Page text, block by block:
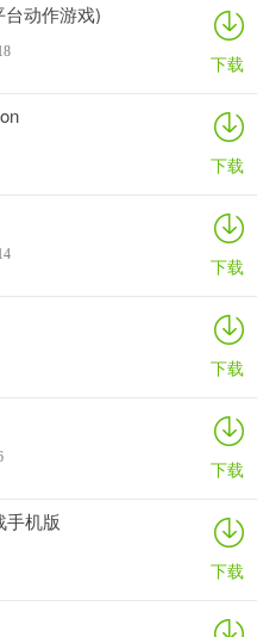
动作游戏)
下载
下载
下载
下载
下载
手机版
下载